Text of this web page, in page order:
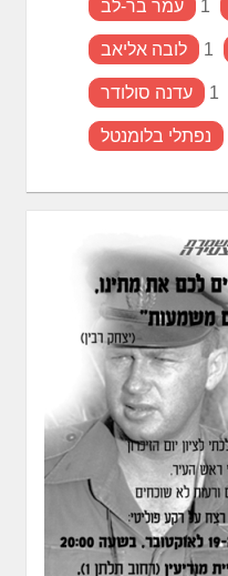
עמר בר-לב 1
לובה אליאב 1
עדנה סולודר 1
נפתלי בלומנטל